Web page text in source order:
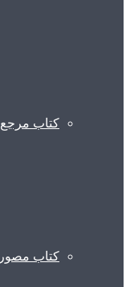
کتاب مرجع
کتاب مصور